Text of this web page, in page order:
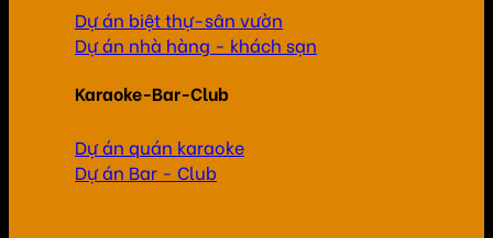
Dự án biệt thự-sân vườn
Dự án nhà hàng - khách sạn
Karaoke-Bar-Club
Dự án quán karaoke
Dự án Bar - Club